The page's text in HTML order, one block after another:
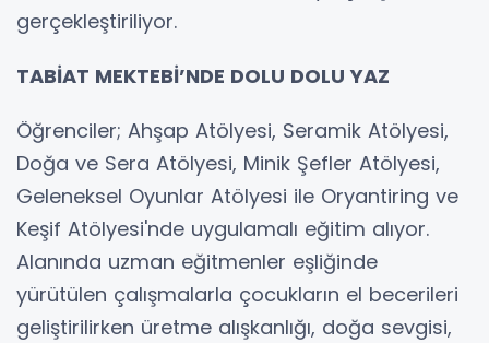
gerçekleştiriliyor.
TABİAT MEKTEBİ’NDE DOLU DOLU YAZ
Öğrenciler; Ahşap Atölyesi, Seramik Atölyesi,
Doğa ve Sera Atölyesi, Minik Şefler Atölyesi,
Geleneksel Oyunlar Atölyesi ile Oryantiring ve
Keşif Atölyesi'nde uygulamalı eğitim alıyor.
Alanında uzman eğitmenler eşliğinde
yürütülen çalışmalarla çocukların el becerileri
geliştirilirken üretme alışkanlığı, doğa sevgisi,